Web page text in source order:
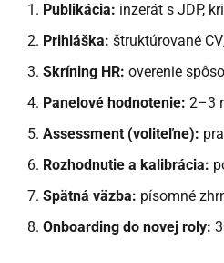
Publikácia: inzerát s JDP,
Prihláška: štruktúrované
Skríning HR: overenie
Panelové hodnotenie: 2–3
Assessment (voliteľne):
Rozhodnutie a kalibrácia:
Spätná väzba: písomné
Onboarding do novej roly: